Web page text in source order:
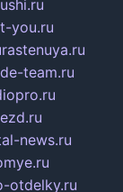
you.ru
rastenuya.ru
team.ru
news.ru
otdelky.ru